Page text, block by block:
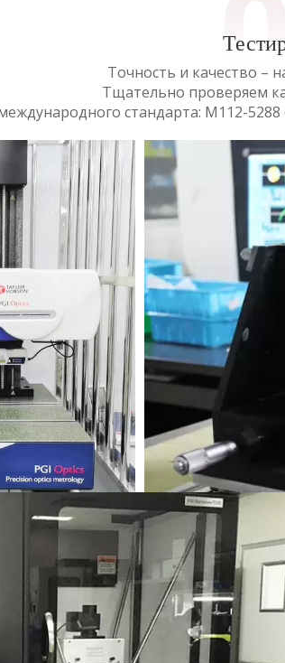
Точность и качество –
Тщательно проверяем
стандарта: M112-